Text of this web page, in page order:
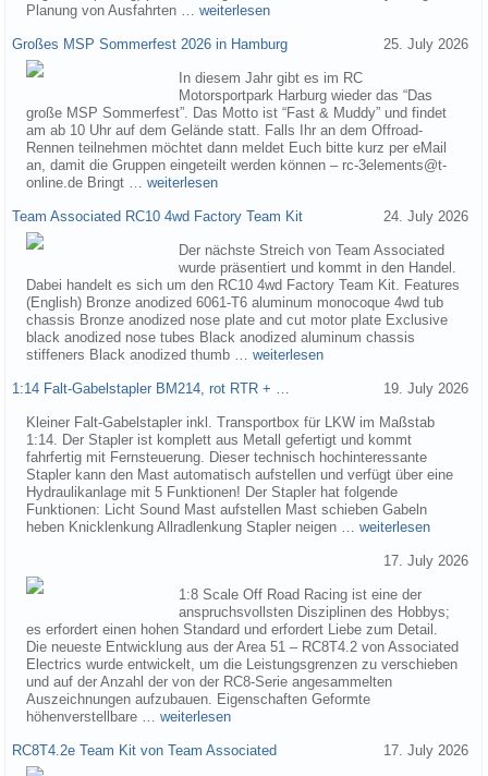
Planung von Ausfahrten … weiterlesen
Großes MSP Sommerfest 2026 in Hamburg 25. July 2026
In diesem Jahr gibt es im RC
Motorsportpark Harburg wieder das “Das
große MSP Sommerfest”. Das Motto ist “Fast & Muddy” und findet
am ab 10 Uhr auf dem Gelände statt. Falls Ihr an dem Offroad-
Rennen teilnehmen möchtet dann meldet Euch bitte kurz per eMail
an, damit die Gruppen eingeteilt werden können – rc-3elements@t-
online.de Bringt … weiterlesen
Team Associated RC10 4wd Factory Team Kit 24. July 2026
Der nächste Streich von Team Associated
wurde präsentiert und kommt in den Handel.
Dabei handelt es sich um den RC10 4wd Factory Team Kit. Features
(English) Bronze anodized 6061-T6 aluminum monocoque 4wd tub
chassis Bronze anodized nose plate and cut motor plate Exclusive
black anodized nose tubes Black anodized aluminum chassis
stiffeners Black anodized thumb … weiterlesen
1:14 Falt-Gabelstapler BM214, rot RTR + … 19. July 2026
Kleiner Falt-Gabelstapler inkl. Transportbox für LKW im Maßstab
1:14. Der Stapler ist komplett aus Metall gefertigt und kommt
fahrfertig mit Fernsteuerung. Dieser technisch hochinteressante
Stapler kann den Mast automatisch aufstellen und verfügt über eine
Hydraulikanlage mit 5 Funktionen! Der Stapler hat folgende
Funktionen: Licht Sound Mast aufstellen Mast schieben Gabeln
heben Knicklenkung Allradlenkung Stapler neigen … weiterlesen
17. July 2026
1:8 Scale Off Road Racing ist eine der
anspruchsvollsten Disziplinen des Hobbys;
es erfordert einen hohen Standard und erfordert Liebe zum Detail.
Die neueste Entwicklung aus der Area 51 – RC8T4.2 von Associated
Electrics wurde entwickelt, um die Leistungsgrenzen zu verschieben
und auf der Anzahl der von der RC8-Serie angesammelten
Auszeichnungen aufzubauen. Eigenschaften Geformte
höhenverstellbare … weiterlesen
RC8T4.2e Team Kit von Team Associated 17. July 2026